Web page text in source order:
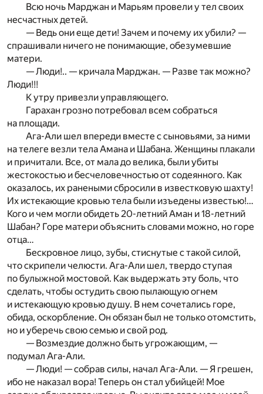
Всю ночь Марджан и Марьям провели у тел своих
несчастных детей.
— Ведь они еще дети! Зачем и почему их убили? —
спрашивали ничего не понимающие, обезумевшие
матери.
— Люди!.. — кричала Марджан. — Разве так можно?
Люди!!!
К утру привезли управляющего.
Гарахан грозно потребовал всем собраться
на площади.
Ага-Али шел впереди вместе с сыновьями, за ними
на телеге везли тела Амана и Шабана. Женщины плакали
и причитали. Все, от мала до велика, были убиты
жестокостью и бесчеловечностью от содеянного. Как
оказалось, их ранеными сбросили в известковую шахту!
Их истекающие кровью тела были изъедены известью!…
Кого и чем могли обидеть 20-летний Аман и 18-летний
Шабан? Горе матери объяснить словами можно, но горе
отца…
Бескровное лицо, зубы, стиснутые с такой силой,
что скрипели челюсти. Ага-Али шел, твердо ступая
по булыжной мостовой. Как выдержать эту боль, что
сделать, чтобы остудить свою пылающую огнем
и истекающую кровью душу. В нем сочетались горе,
обида, оскорбление. Он обязан был не только отомстить,
но и уберечь свою семью и свой род.
— Возмездие должно быть угрожающим, —
подумал Ага-Али.
— Люди! — собрав силы, начал Ага-Али. — Я грешен,
ибо не наказал вора! Теперь он стал убийцей! Мое